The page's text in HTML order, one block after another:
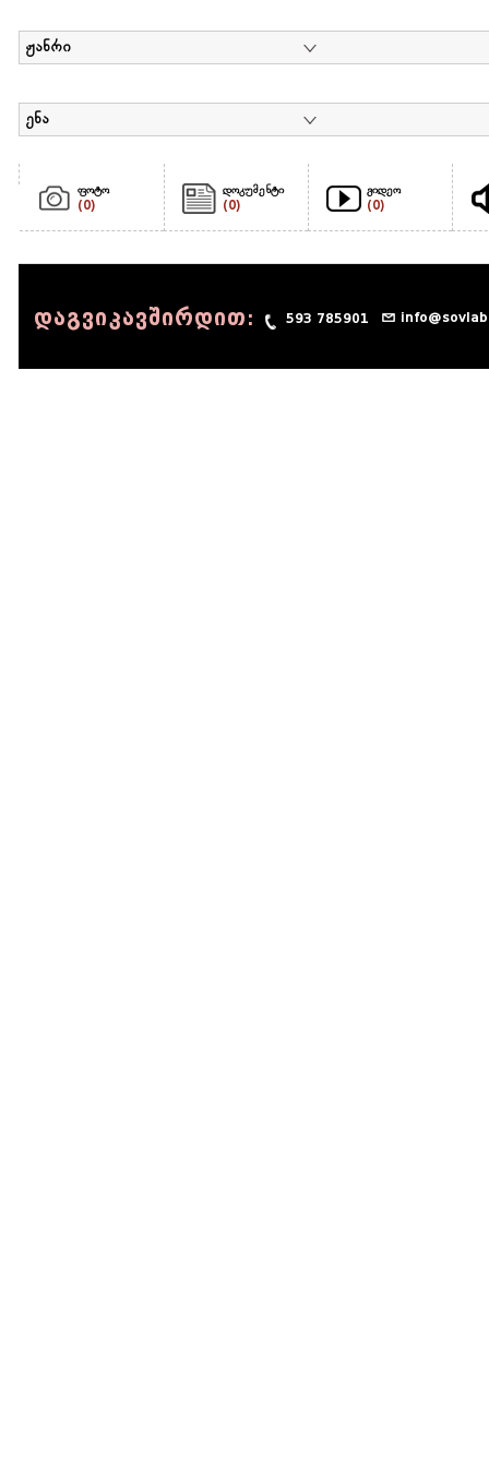
ჟანრი
ენა
ფოტო
(0)
დოკუმენტი
(0)
ვიდეო
(0)
დაგვიკავშირდით: 593 785901